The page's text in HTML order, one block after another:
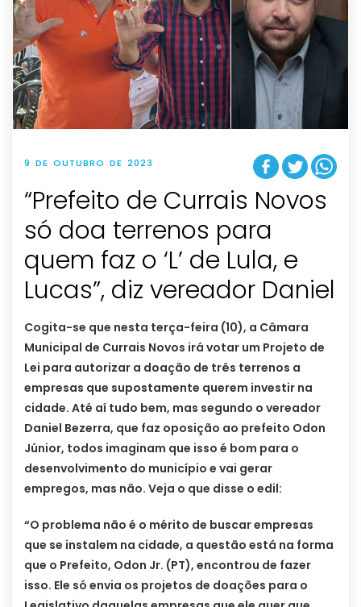
9 DE OUTUBRO DE 2023
“Prefeito de Currais Novos
só doa terrenos para
quem faz o ‘L’ de Lula, e
Lucas”, diz vereador Daniel
Cogita-se que nesta terça-feira (10), a Câmara
Municipal de Currais Novos irá votar um Projeto de
Lei para autorizar a doação de três terrenos a
empresas que supostamente querem investir na
cidade. Até aí tudo bem, mas segundo o vereador
Daniel Bezerra, que faz oposição ao prefeito Odon
Júnior, todos imaginam que isso é bom para o
desenvolvimento do município e vai gerar
empregos, mas não. Veja o que disse o edil:
“O problema não é o mérito de buscar empresas
que se instalem na cidade, a questão está na forma
que o Prefeito, Odon Jr. (PT), encontrou de fazer
isso. Ele só envia os projetos de doações para o